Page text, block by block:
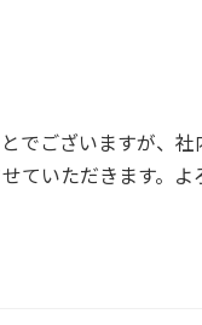
ございますが、
いただきます。よ